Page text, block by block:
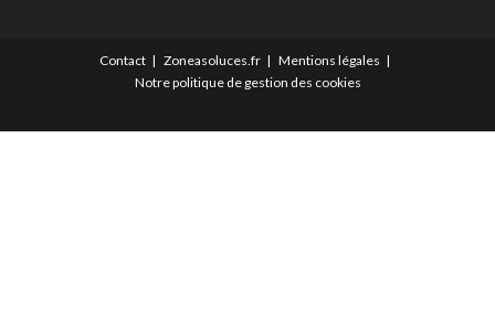
Contact Zoneasoluces.fr
Mentions légales
Notre politique de gestion des cookies